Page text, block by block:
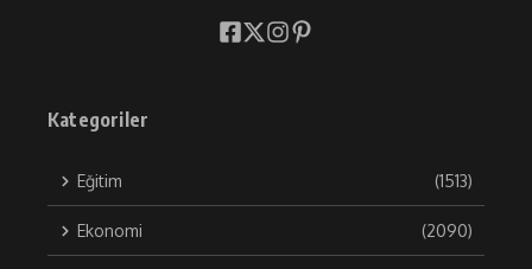
Kategoriler
Eğitim (1513)
Ekonomi (2090)